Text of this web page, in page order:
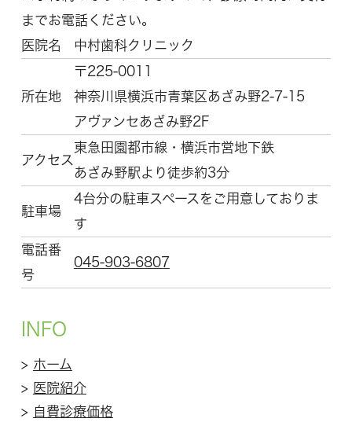
までお電話ください。
医院名
中村歯科クリニック
所在地
〒225-0011
神奈川県横浜市青葉区 あざみ野2-7-15
アヴァンセあざみ野2F
アクセス
東急田園都市線・横浜市営地下鉄
あざみ野駅より徒歩約3分
駐車場
4台分の駐車スペースをご用意しておりま
す
電話番
号
045-903-6807
INFO
> ホーム
> 医院紹介
> 自費診療価格